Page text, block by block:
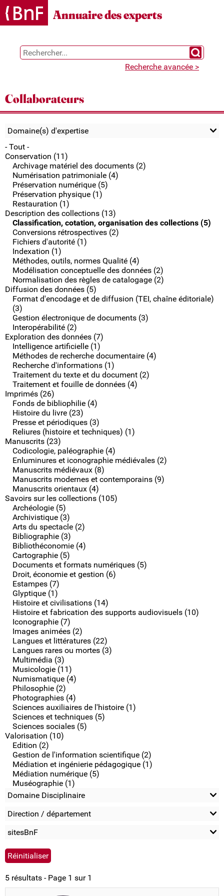
Gestion des cookies
Annuaire des experts
Chercher
Recherche avancée >
Collaborateurs
Domaine(s) d'expertise
- Tout -
Conservation (11)
Archivage matériel des documents (2)
Numérisation patrimoniale (4)
Préservation numérique (5)
Préservation physique (1)
Restauration (1)
Description des collections (13)
Classification, cotation, organisation des collections (5)
Conversions rétrospectives (2)
Fichiers d'autorité (1)
Indexation (1)
Méthodes, outils, normes Qualité (4)
Modélisation conceptuelle des données (2)
Normalisation des règles de catalogage (2)
Diffusion des données (5)
Format d'encodage et de diffusion (TEI, chaîne éditoriale)
(3)
Gestion électronique de documents (3)
Interopérabilité (2)
Exploration des données (7)
Intelligence artificielle (1)
Méthodes de recherche documentaire (4)
Recherche d'informations (1)
Traitement du texte et du document (2)
Traitement et fouille de données (4)
Imprimés (26)
Fonds de bibliophilie (4)
Histoire du livre (23)
Presse et périodiques (3)
Reliures (histoire et techniques) (1)
Manuscrits (23)
Codicologie, paléographie (4)
Enluminures et iconographie médiévales (2)
Manuscrits médiévaux (8)
Manuscrits modernes et contemporains (9)
Manuscrits orientaux (4)
Savoirs sur les collections (105)
Archéologie (5)
Archivistique (3)
Arts du spectacle (2)
Bibliographie (3)
Bibliothéconomie (4)
Cartographie (5)
Documents et formats numériques (5)
Droit, économie et gestion (6)
Estampes (7)
Glyptique (1)
Histoire et civilisations (14)
Histoire et fabrication des supports audiovisuels (10)
Iconographie (7)
Images animées (2)
Langues et littératures (22)
Langues rares ou mortes (3)
Multimédia (3)
Musicologie (11)
Numismatique (4)
Philosophie (2)
Photographies (4)
Sciences auxiliaires de l'histoire (1)
Sciences et techniques (5)
Sciences sociales (5)
Valorisation (10)
Edition (2)
Gestion de l'information scientifique (2)
Médiation et ingénierie pédagogique (1)
Médiation numérique (5)
Muséographie (1)
Domaine Disciplinaire
Direction / département
sitesBnF
5 résultats - Page 1 sur 1